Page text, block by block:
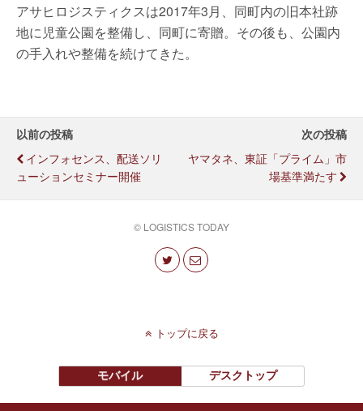
アサヒロジスティクスは2017年3月、同町内の旧本社跡
地に児童公園を整備し、同町に寄贈。その後も、公園内
の手入れや整備を続けてきた。
以前の投稿
インフォセンス、配送ソリ
ューションセミナー開催
次の投稿
ヤマタネ、東証「プライム」市
場基準満たす
© LOGISTICS TODAY
トップに戻る
モバイル デスクトップ